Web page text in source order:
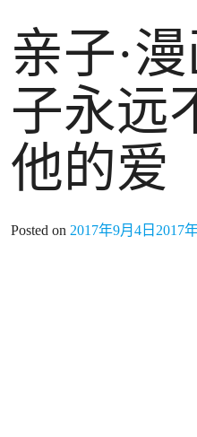
亲子·
子永远
他的爱
Posted on 2017年9月4日 2017